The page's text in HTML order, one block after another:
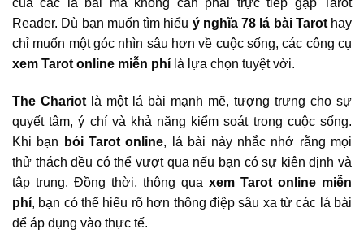
của các lá bài mà không cần phải trực tiếp gặp Tarot
Reader. Dù bạn muốn tìm hiểu ý nghĩa 78 lá bài Tarothay
chỉ muốn một góc nhìn sâu hơn về cuộc sống, các công cụ
xem Tarot online miễn phí là lựa chọn tuyệt vời.
The Chariot là một lá bài mạnh mẽ, tượng trưng cho sự
quyết tâm, ý chí và khả năng kiểm soát trong cuộc sống.
Khi bạn
bói Tarot online, lá bài này nhắc nhở rằng mọi
thử thách đều có thể vượt qua nếu bạn có sự kiên định và
tập trung. Đồng thời, thông qua xem Tarot online miễn
phí, bạn có thể hiểu rõ hơn thông điệp sâu xa từ các lá bài
để áp dụng vào thực tế.